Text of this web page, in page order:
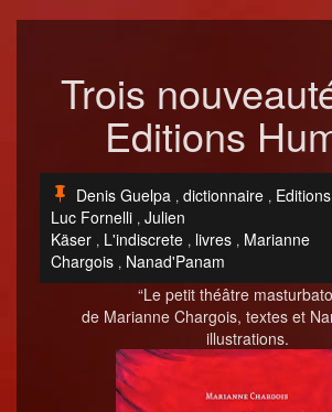
Trois
Editions
Denis Guelpa , dictionnaire ,
Luc Fornelli , Julien
Käser , L'indiscrete , livres , Marianne
Chargois , Nanad'Panam
“Le petit théâtre
de Mar­i­anne Char­go­is, textes et
illustrations.